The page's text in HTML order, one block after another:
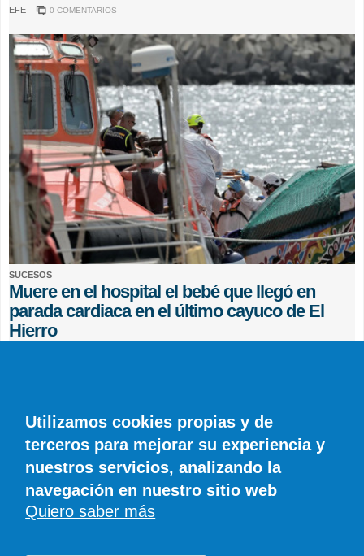
EFE 0 COMENTARIOS
SUCESOS
Muere en el hospital el bebé que llegó en
parada cardiaca en el último cayuco de El
Hierro
© SIROCO INFORMACIÓN SL | Tel. 828 081 655 | Móvil y WhatsApp 606 845
886 |info@diariodelanzarote.com
Utilizamos cookies propias y de
terceros para mejorar su experiencia y
nuestros servicios, analizando la
navegación en nuestro sitio web
Quiero saber más